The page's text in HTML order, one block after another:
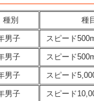
種別 種
男子 スピード
男子 スピード
男子 スピード
男子 スピード